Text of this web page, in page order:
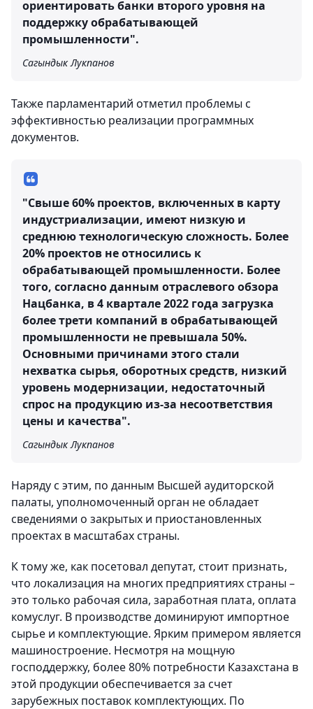
ориентировать банки второго уровня на
поддержку обрабатывающей
промышленности".
Сагындык Лукпанов
Также парламентарий отметил проблемы с
эффективностью реализации программных
документов.
"Свыше 60% проектов, включенных в карту
индустриализации, имеют низкую и
среднюю технологическую сложность. Более
20% проектов не относились к
обрабатывающей промышленности. Более
того, согласно данным отраслевого обзора
Нацбанка, в 4 квартале 2022 года загрузка
более трети компаний в обрабатывающей
промышленности не превышала 50%.
Основными причинами этого стали
нехватка сырья, оборотных средств, низкий
уровень модернизации, недостаточный
спрос на продукцию из-за несоответствия
цены и качества".
Сагындык Лукпанов
Наряду с этим, по данным Высшей аудиторской
палаты, уполномоченный орган не обладает
сведениями о закрытых и приостановленных
проектах в масштабах страны.
К тому же, как посетовал депутат, стоит признать,
что локализация на многих предприятиях страны –
это только рабочая сила, заработная плата, оплата
комуслуг. В производстве доминируют импортное
сырье и комплектующие. Ярким примером является
машиностроение. Несмотря на мощную
господдержку, более 80% потребности Казахстана в
этой продукции обеспечивается за счет
зарубежных поставок комплектующих. По